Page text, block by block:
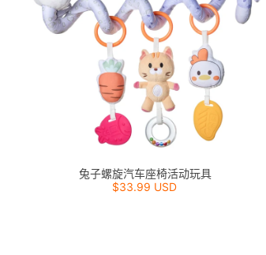
兔子螺旋汽车座椅活动玩具
$33.99 USD